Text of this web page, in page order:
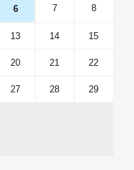
6 7 8
13 14 15
20 21 22
27 28 29